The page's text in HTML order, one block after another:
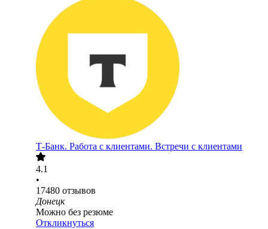
Т-Банк. Работа с клиентами. Встречи с клиентами
4.1
•
17480 отзывов
Донецк
Можно без резюме
Откликнуться